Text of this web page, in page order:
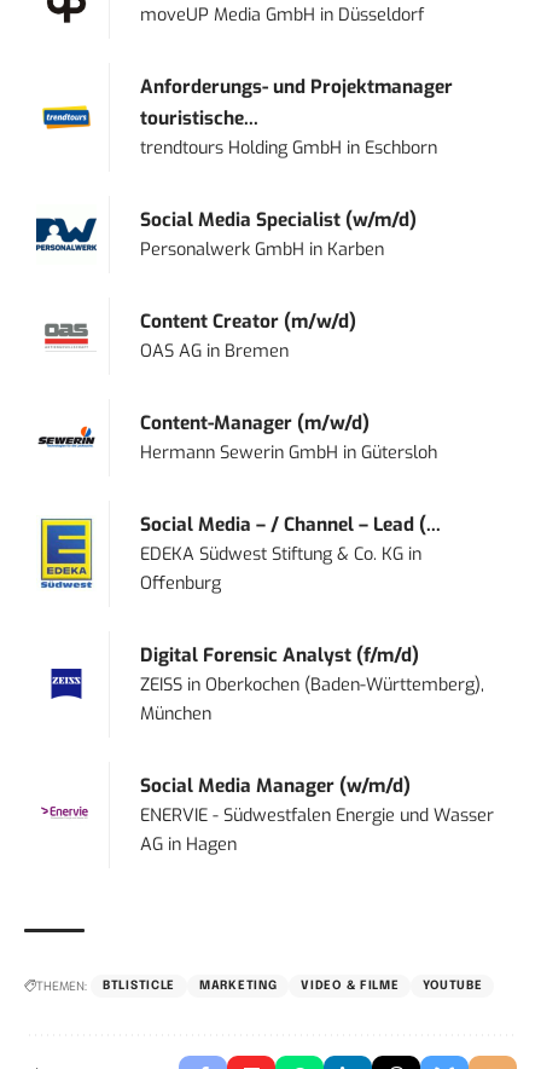
moveUP Media GmbH in Düsseldorf
Anforderungs- und Projektmanager
touristische...
trendtours Holding GmbH in Eschborn
Social Media Specialist (w/m/d)
Personalwerk GmbH in Karben
Content Creator (m/w/d)
OAS AG in Bremen
Content-Manager (m/w/d)
Hermann Sewerin GmbH inGütersloh
Social Media – / Channel – Lead (...
EDEKA Südwest Stiftung & Co. KG in
Offenburg
Digital Forensic Analyst (f/m/d)
ZEISS inOberkochen (Baden-Württemberg),
München
Social Media Manager (w/m/d)
ENERVIE - Südwestfalen Energie und Wasser
AG in Hagen
THEMEN: BTLISTICLE MARKETING VIDEO & FILME YOUTUBE